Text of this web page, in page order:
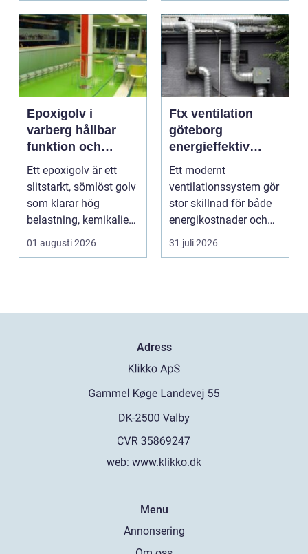
och ...
Epoxigolv i
varberg hållbar
funktion och
snygg design i
samma lösning
Ett epoxigolv är ett
slitstarkt, sömlöst golv
som klarar hög
belastning, kemikalier
och väta utan at...
01 augusti 2026
Ftx ventilation
göteborg
energieffektiv
lösning för ett
bättre
inomhusklimat
Ett modernt
ventilationssystem gör
stor skillnad för både
energikostnader och
välmående. I en stad
s...
31 juli 2026
Adress
web: www.klikko.dk
Menu
Annonsering